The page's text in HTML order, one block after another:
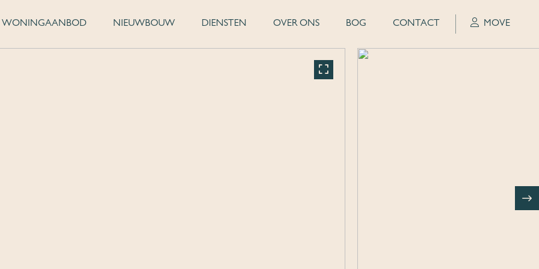
WONINGAANBOD NIEUWBOUW DIENSTEN OVER ONS BOG CONTACT MOVE